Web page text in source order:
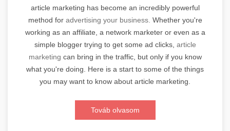
article marketing has become an incredibly powerful
method for advertising your business. Whether you're
working as an affiliate, a network marketer or even as a
simple blogger trying to get some ad clicks, article
marketing can bring in the traffic, but only if you know
what you're doing. Here is a start to some of the things
you may want to know about article marketing.
Továb olvasom